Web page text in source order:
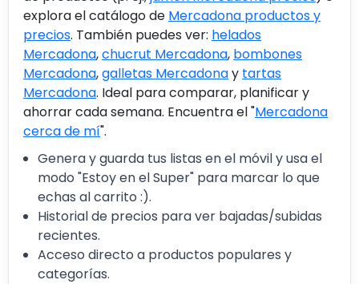
explora el catálogo de Mercadona productos y
precios. También puedes ver: helados
Mercadona,chucrut Mercadona, bombones
Mercadona,galletas Mercadonay tartas
Mercadona. Ideal para comparar, planificar y
ahorrar cada semana. Encuentra el "Mercadona
cerca de mí".
Genera y guarda tus listas en el móvil y usa el
modo "Estoy en el Super" para marcar lo que
echas al carrito :).
Historial de precios para ver bajadas/subidas
recientes.
Acceso directo a productos populares y
categorías.